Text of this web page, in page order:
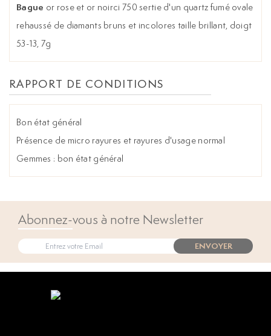
Bague or rose et or noirci 750 sertie d'un quartz fumé ovale
rehaussé de diamants bruns et incolores taille brillant, doigt
53-13, 7g
RAPPORT DE CONDITIONS
Bon état général
Présence de micro rayures et rayures d'usage normal
Gemmes : bon état général
Abonnez-vous à notre Newsletter
ENVOYER